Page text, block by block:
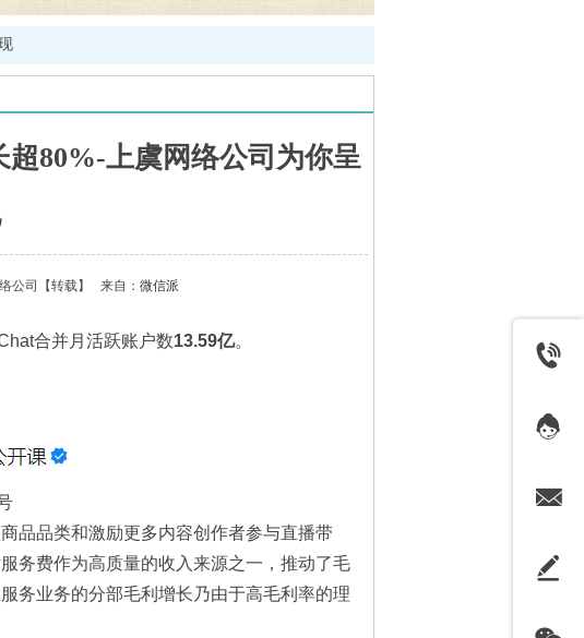
80%-上虞网络公司为你呈
公司 【转载】 来自： 微信派
合并月活跃账户数13.59亿。
品品类和激励更多内容创作者参与直播带
务费作为高质量的收入来源之一，推动了毛
务业务的分部毛利增长乃由于高毛利率的理